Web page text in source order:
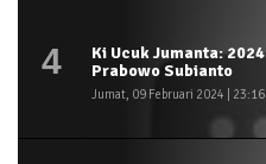
4
Ki Ucuk Jumanta:
Prabowo Subianto
Jumat, 09 Februari 2024 | 23:16